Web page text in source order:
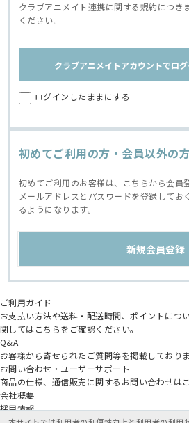
クラブアニメイト連携に関する規約につき
ください。
クラブアニメイトアカウントでロ
ログインしたままにする
初めてご利用の方・会員以外の
初めてご利用のお客様は、こちらから会員
メールアドレスとパスワードを登録してお
るようになります。
ご利用ガイド
お支払い方法や送料・配送時間、ポイントにつ
関してはこちらをご確認ください。
Q&A
お客様から寄せられたご質問等を掲載しておりま
お問い合わせ・ユーザーサポート
商品の仕様、通信販売に関するお問い合わせはこ
会社概要
採用情報